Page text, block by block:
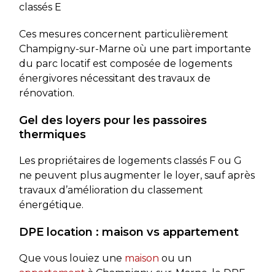
classés E
Ces mesures concernent particulièrement
Champigny-sur-Marne où une part importante
du parc locatif est composée de logements
énergivores nécessitant des travaux de
rénovation.
Gel des loyers pour les passoires
thermiques
Les propriétaires de logements classés F ou G
ne peuvent plus augmenter le loyer, sauf après
travaux d’amélioration du classement
énergétique.
DPE location : maison vs appartement
Que vous louiez une maison ou un